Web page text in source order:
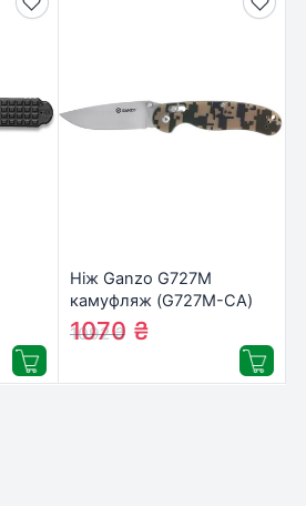
Ніж Ganzo G727M
камуфляж (G727M-CA)
1092₴
1070 ₴